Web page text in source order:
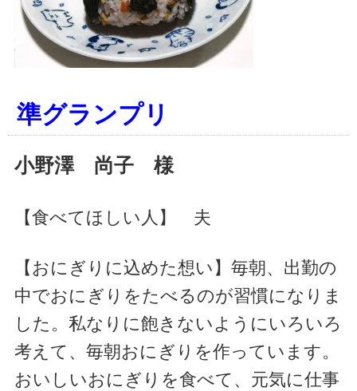
準グランプリ
小野澤 尚子 様
【食べてほしい人】 夫
【おにぎりに込めた想い】 毎朝、出勤の
中でおにぎりをたべるのが習慣になりま
した。私なりに飽きないようにいろいろ
考えて、毎朝おにぎりを作っています。
おいしいおにぎりを食べて、元気に仕事